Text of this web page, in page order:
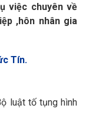
việc chuyên về
,hôn nhân gia
Tín.
luật tố tụng hình